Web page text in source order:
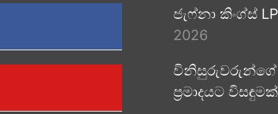
ජැෆ්නා කිංග්ස්
2026
විනිසුරුවරුන්ගේ
ප්‍රමාදයට